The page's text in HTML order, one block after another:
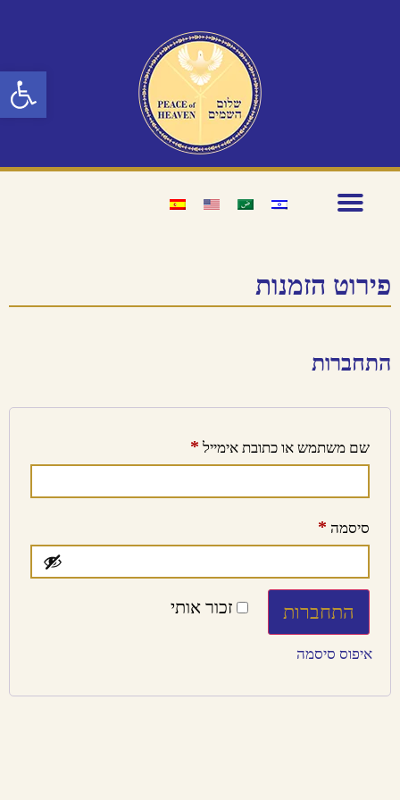
פתח סרגל
פירוט הזמנות
התחברות
שם משתמש או כתובת אימייל *
סיסמה *
זכור אותי התחברות
איפוס סיסמה